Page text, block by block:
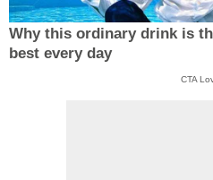
Why this ordinary drink is
best every day
CTA